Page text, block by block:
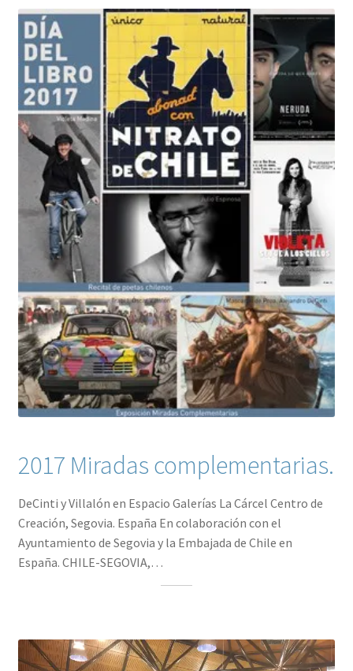
2017 Miradas complementarias.
DeCinti y Villalón en Espacio Galerías La Cárcel Centro de
Creación, Segovia. España En colaboración con el
Ayuntamiento de Segovia y la Embajada de Chile en
España. CHILE-SEGOVIA,…